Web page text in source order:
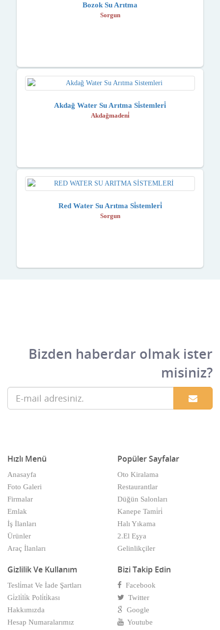
Bozok Su Arıtma
Sorgun
Akdağ Water Su Arıtma Si̇stemleri̇
Akdağmadeni̇
Red Water Su Arıtma Si̇stemleri̇
Sorgun
Bizden haberdar olmak ister
misiniz?
Hızlı Menü
Anasayfa
Foto Galeri
Firmalar
Emlak
İş İlanları
Ürünler
Araç İlanları
Popüler Sayfalar
Oto Kiralama
Restaurantlar
Düğün Salonları
Kanepe Tami̇ri̇
Halı Yıkama
2.El Eşya
Gelinlikçiler
Gizlilik Ve Kullanım
Tesli̇mat Ve İade Şartları
Gi̇zli̇li̇k Poli̇ti̇kası
Hakkımızda
Hesap Numaralarımız
Bizi Takip Edin
Facebook
Twitter
Google
Youtube